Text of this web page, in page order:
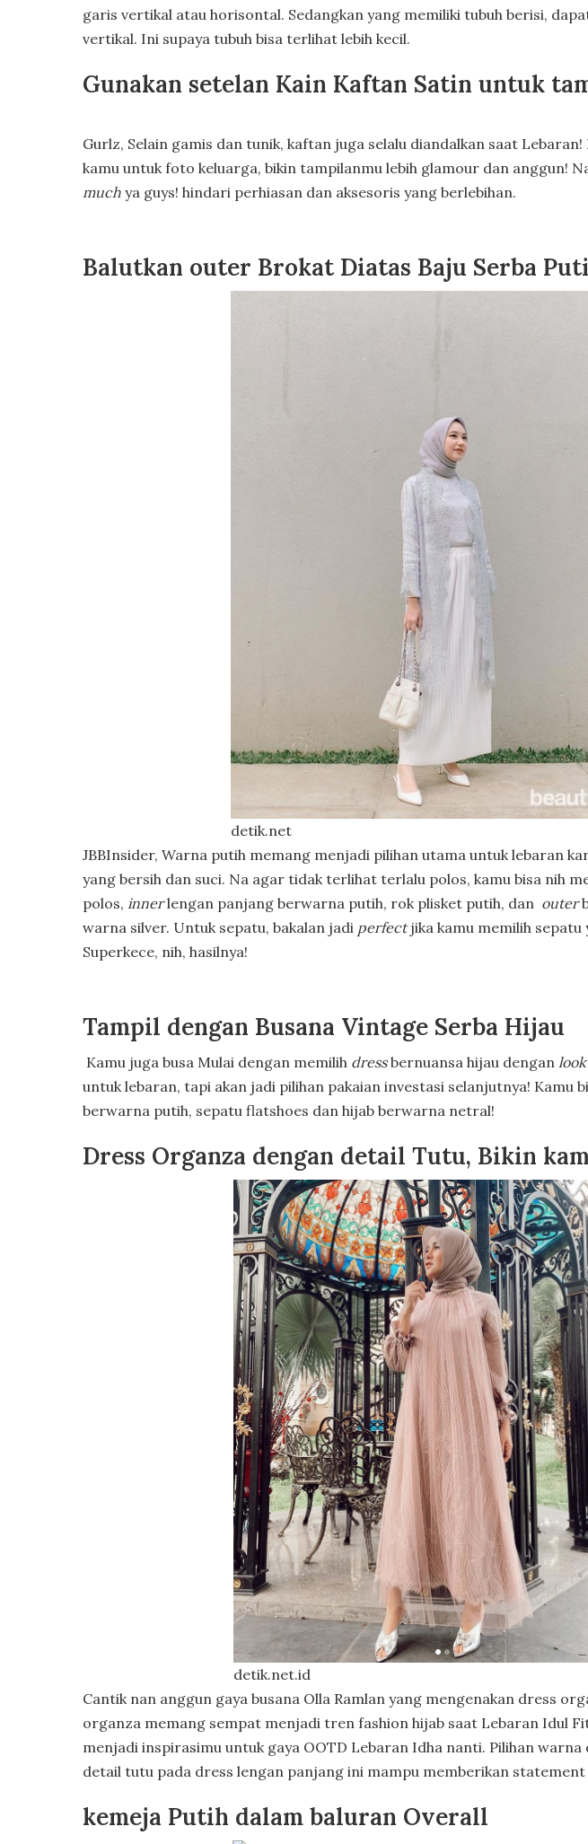
garis vertikal atau horisontal. Sedangkan yang memiliki tubuh berisi,
vertikal. Ini supaya tubuh bisa terlihat lebih kecil.
Gunakan setelan Kain Kaftan Satin untuk
Gurlz, Selain gamis dan tunik, kaftan juga selalu diandalkan saat
kamu untuk foto keluarga, bikin tampilanmu lebih glamour dan anggun!
much ya guys! hindari perhiasan dan aksesoris yang berlebihan.
Balutkan outer Brokat Diatas Baju Serba
detik.net
JBBInsider, Warna putih memang menjadi pilihan utama untuk lebaran
yang bersih dan suci. Na agar tidak terlihat terlalu polos, kamu bisa nih
polos, innerlengan panjang berwarna putih, rok plisket putih, dan outer
warna silver. Untuk sepatu, bakalan jadi perfectjika kamu memilih
Superkece, nih, hasilnya!
Tampil dengan Busana Vintage Serba Hijau
Kamu juga busa Mulai dengan memilih dressbernuansa hijau dengan look
untuk lebaran, tapi akan jadi pilihan pakaian investasi selanjutnya! Kamu
berwarna putih, sepatu flatshoes dan hijab berwarna netral!
Dress Organza dengan detail Tutu, Bikin
detik.net.id
Cantik nan anggun gaya busana Olla Ramlan yang mengenakan dress
organza memang sempat menjadi tren fashion hijab saat Lebaran Idul
menjadi inspirasimu untuk gaya OOTD Lebaran Idha nanti. Pilihan
detail tutu pada dress lengan panjang ini mampu memberikan statement
kemeja Putih dalam baluran Overall